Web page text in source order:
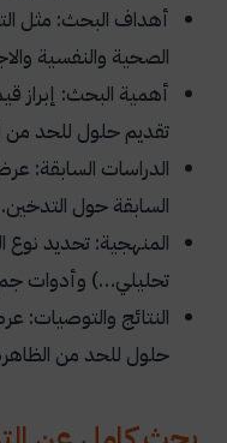
أهداف البحث: مثل
الصحية والنفسية
أهمية البحث: إبراز
تقديم حلول للحد من
الدراسات السابقة:
السابقة حول التدخين.
المنهجية: تحديد
تحليلي…) وأدوات
النتائج والتوصيات:
حلول للحد من